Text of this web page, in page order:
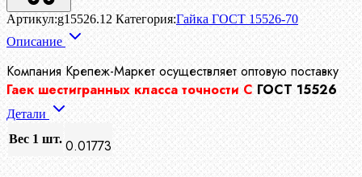
Артикул:g15526.12 Категория:Гайка ГОСТ 15526-70
Описание
Компания Крепеж-Маркет осуществляет оптовую поставку
Гаек шестигранных класса точности С ГОСТ 15526
Детали
Вес 1 шт. 0.01773